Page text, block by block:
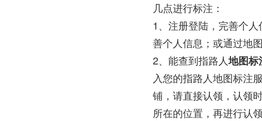
几点进行标注：
1、注册登陆，完善个
善个人信息；或通过地
2、能查到指路人地图标
入您的指路人地图标注
铺，请直接认领，认领
所在的位置，再进行认